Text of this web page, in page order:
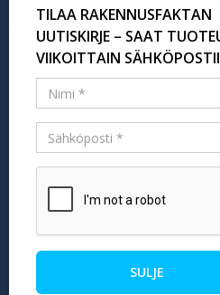
Tilaa uutiskirje
TILAA RAKENNUSFAKTAN
UUTISKIRJE – SAAT
VIIKOITTAIN
SULJE